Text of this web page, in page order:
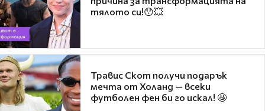
тялото си!😯💥
Травис Скот получи подарък
мечта от Холанд — всеки
футболен фен би го искал! 🤩